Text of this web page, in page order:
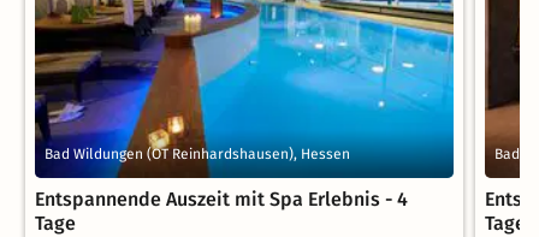
Bad Wildungen (OT Reinhardshausen), Hessen
Entspannende Auszeit mit Spa Erlebnis - 4
Tage
Bad
Tage